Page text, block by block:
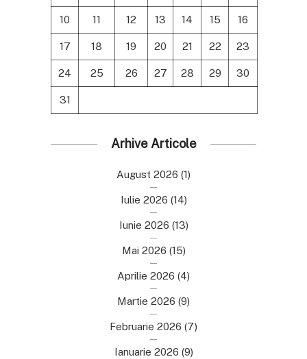
10 11 12 13 14 15 16
17 18 19 20 21 22 23
24 25 26 27 28 29 30
31
Arhive Articole
August 2026 (1)
Iulie 2026 (14)
Iunie 2026 (13)
Mai 2026 (15)
Aprilie 2026 (4)
Martie 2026 (9)
Februarie 2026 (7)
Ianuarie 2026 (9)